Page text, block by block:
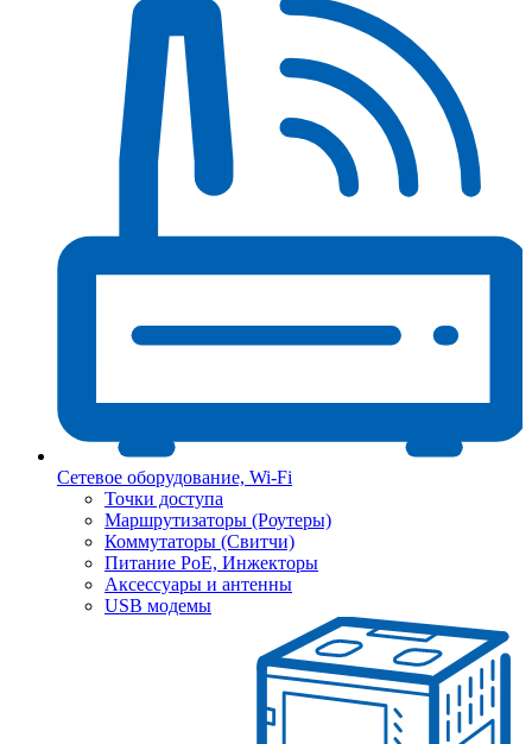
Сетевое оборудование, Wi-Fi
Точки доступа
Маршрутизаторы (Роутеры)
Коммутаторы (Свитчи)
Питание PoE, Инжекторы
Аксессуары и антенны
USB модемы